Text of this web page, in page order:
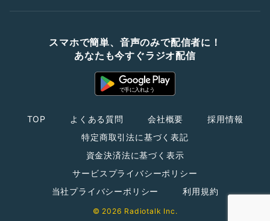
スマホで簡単、音声のみで配信者に！
あなたも今すぐラジオ配信
TOP よくある質問 会社概要
採用情報
特定商取引法に基づく表記
資金決済法に基づく表示
サービスプライバシーポリシー
当社プライバシーポリシー
利用規約
© 2026 Radiotalk Inc.